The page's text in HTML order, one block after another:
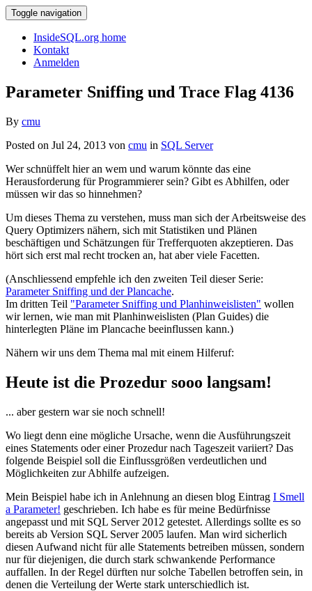
Toggle navigation
InsideSQL.org home
Kontakt
Anmelden
Parameter Sniffing und Trace Flag 4136
By cmu
Posted on Jul 24, 2013 von cmu in SQL Server
Wer schnüffelt hier an wem und warum könnte das eine
Herausforderung für Programmierer sein? Gibt es Abhilfen, oder
müssen wir das so hinnehmen?
Um dieses Thema zu verstehen, muss man sich der Arbeitsweise des
Query Optimizers nähern, sich mit Statistiken und Plänen
beschäftigen und Schätzungen für Trefferquoten akzeptieren. Das
hört sich erst mal recht trocken an, hat aber viele Facetten.
(Anschliessend empfehle ich den zweiten Teil dieser Serie:
Parameter Sniffing und der Plancache.
Im dritten Teil "Parameter Sniffing und Planhinweislisten" wollen
wir lernen, wie man mit Planhinweislisten (Plan Guides) die
hinterlegten Pläne im Plancache beeinflussen kann.)
Nähern wir uns dem Thema mal mit einem Hilferuf:
Heute ist die Prozedur sooo langsam!
... aber gestern war sie noch schnell!
Wo liegt denn eine mögliche Ursache, wenn die Ausführungszeit
eines Statements oder einer Prozedur nach Tageszeit variiert? Das
folgende Beispiel soll die Einflussgrößen verdeutlichen und
Möglichkeiten zur Abhilfe aufzeigen.
Mein Beispiel habe ich in Anlehnung an diesen blog Eintrag I Smell
a Parameter! geschrieben. Ich habe es für meine Bedürfnisse
angepasst und mit SQL Server 2012 getestet. Allerdings sollte es so
bereits ab Version SQL Server 2005 laufen. Man wird sicherlich
diesen Aufwand nicht für alle Statements betreiben müssen, sondern
nur für diejenigen, die durch stark schwankende Performance
auffallen. In der Regel dürften nur solche Tabellen betroffen sein, in
denen die Verteilung der Werte stark unterschiedlich ist.